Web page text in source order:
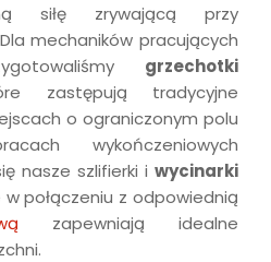
siłę zrywającą przy
mechaników pracujących
grzechotki
zastępują tradycyjne
o ograniczonym polu
wykończeniowych
nasze szlifierki i wycinarki
w połączeniu z odpowiednią
zapewniają idealne